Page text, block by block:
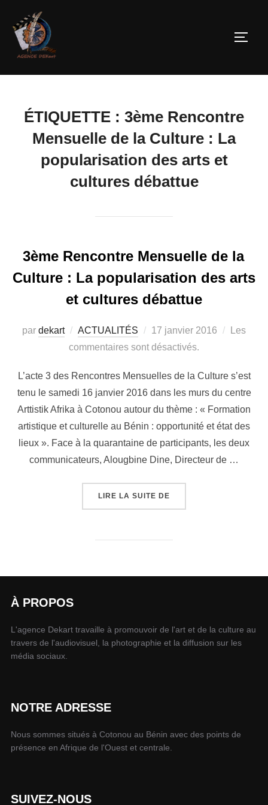
ÉTIQUETTE : 3ème Rencontre
Mensuelle de la Culture : La
popularisation des arts et
cultures débattue
3ème Rencontre Mensuelle de la
Culture : La popularisation des arts
et cultures débattue
par dekart ACTUALITÉS 17 janvier 2016
Les
commentaires sont désactivés.
L’acte 3 des Rencontres Mensuelles de la Culture s’est
tenu le samedi 16 janvier 2016 dans les murs du centre
Arttistik Afrika à Cotonou autour du thème : « Formation
artistique et culturelle au Bénin : opportunité et état des
lieux ». Face à la quarantaine de participants, les deux
communicateurs, Alougbine Dine, Directeur de …
LIRE LA SUITE DE
À PROPOS
L'agence Dekart travaille à promouvoir de l'art et de la culture au
travers de l'audiovisuel, la photographie et la diffusion sur les
média sociaux.
NOTRE ADRESSE
Nous sommes situés à Cotonou au Bénin avec des points de
présence en Afrique de l'Ouest et centrale.
SUIVEZ-NOUS